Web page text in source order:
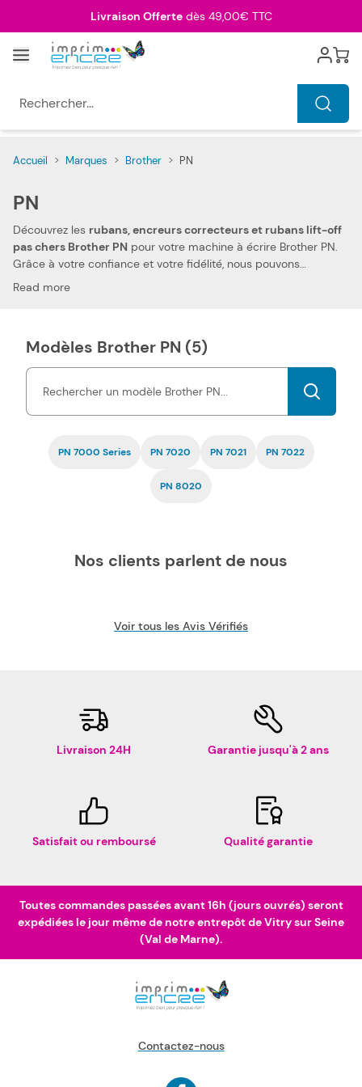
Livraison Offertedès 49,00€ TTC
Menu Cart
Accueil > Marques > Brother > PN
PN
Découvrez les rubans, encreurs correcteurs et rubans lift-off
pas chers Brother PN pour votre machine à écrire Brother PN.
Grâce à votre confiance et votre fidélité, nous pouvons
aujourd'hui vous offrir
de documents, à des prix très économiques.
de nos toners et cartouches d'encre PN pas chers est garantie
Read more
Modèles Brother PN (5)
PN 7000 Series PN 7020 PN 7021 PN 7022
PN 8020
Nos clients parlent de nous
Voir tous les Avis Vérifiés
Livraison 24H Garantie jusqu'à 2 ans
Satisfait ou remboursé Qualité garantie
Toutes commandes passées avant 16h (jours ouvrés) seront
expédiées le jour même de notre entrepôt de Vitry sur Seine
(Val de Marne).
Contactez-nous